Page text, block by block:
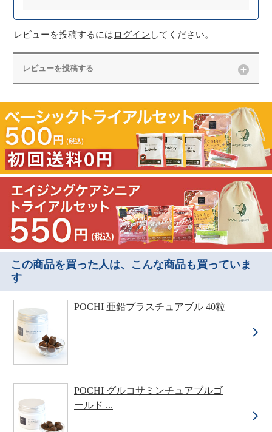
レビューを投稿するにはログイン してください。
レビューを投稿する
この商品を買った人は、こんな商品も買っていま
す
POCHI 亜鉛プラスチュアブル 40粒
POCHI グルコサミンチュアブルゴ
ールド ...